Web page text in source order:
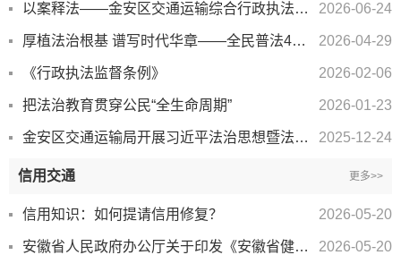
以案释法——金安区交通运输综合行政执法大队金开区中队查处未取得道路危险货物运输许可擅自从... 2026-06-24
厚植法治根基 谱写时代华章——全民普法40年的安徽印记 2026-04-29
《行政执法监督条例》 2026-02-06
把法治教育贯穿公民“全生命周期” 2026-01-23
金安区交通运输局开展习近平法治思想暨法律法规知识专题培训 2025-12-24
信用交通 更多>>
信用知识：如何提请信用修复？ 2026-05-20
安徽省人民政府办公厅关于印发《安徽省健全社会信用体系赋能经济社会高质量发展实施方案》的通知 2026-05-20